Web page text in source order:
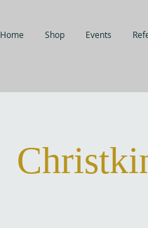
Home Shop Events